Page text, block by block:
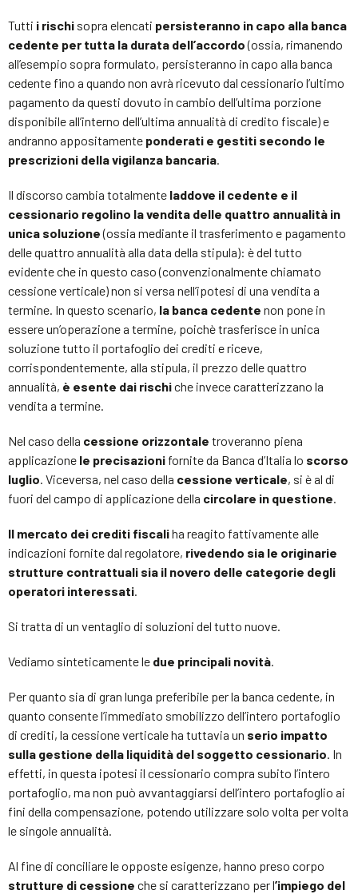
Tutti i rischi sopra elencati persisteranno in capo alla banca
cedente per tutta la durata dell’accordo(ossia, rimanendo
all’esempio sopra formulato, persisteranno in capo alla banca
cedente fino a quando non avrà ricevuto dal cessionario l’ultimo
pagamento da questi dovuto in cambio dell’ultima porzione
disponibile all’interno dell’ultima annualità di credito fiscale) e
andranno appositamente ponderati e gestiti secondo le
prescrizioni della vigilanza bancaria.
Il discorso cambia totalmente laddove il cedente e il
cessionario regolino la vendita delle quattro annualità in
unica soluzione(ossia mediante il trasferimento e pagamento
delle quattro annualità alla data della stipula): è del tutto
evidente che in questo caso (convenzionalmente chiamato
cessione verticale) non si versa nell’ipotesi di una vendita a
termine. In questo scenario, la banca cedente non pone in
essere un’operazione a termine, poichè trasferisce in unica
soluzione tutto il portafoglio dei crediti e riceve,
corrispondentemente, alla stipula, il prezzo delle quattro
annualità, è esente dai rischiche invece caratterizzano la
vendita a termine.
Nel caso della cessione orizzontale troveranno piena
applicazione le precisazioni fornite da Banca d’Italia lo scorso
luglio. Viceversa, nel caso della cessione verticale, si è al di
fuori del campo di applicazione della circolare in questione.
Il mercato dei crediti fiscaliha reagito fattivamente alle
indicazioni fornite dal regolatore, rivedendo sia le originarie
strutture contrattuali sia il novero delle categorie degli
operatori interessati.
Si tratta di un ventaglio di soluzioni del tutto nuove.
Vediamo sinteticamente le due principali novità.
Per quanto sia di gran lunga preferibile per la banca cedente, in
quanto consente l’immediato smobilizzo dell’intero portafoglio
di crediti, la cessione verticale ha tuttavia un serio impatto
sulla gestione della liquidità del soggetto cessionario. In
effetti, in questa ipotesi il cessionario compra subito l’intero
portafoglio, ma non può avvantaggiarsi dell’intero portafoglio ai
fini della compensazione, potendo utilizzare solo volta per volta
le singole annualità.
Al fine di conciliare le opposte esigenze, hanno preso corpo
strutture di cessione che si caratterizzano per l’impiego del